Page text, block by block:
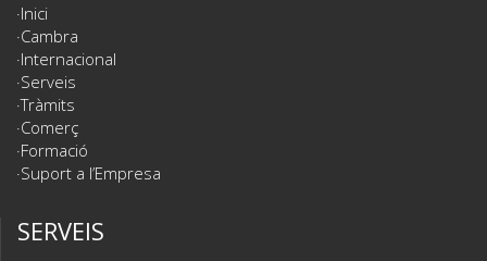
Inici
Cambra
Internacional
Serveis
Tràmits
Comerç
Formació
Suport a l’Empresa
SERVEIS